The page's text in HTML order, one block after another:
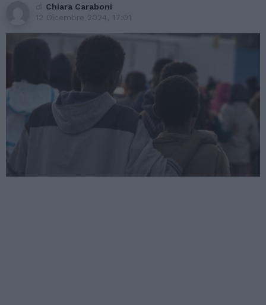
di Chiara Caraboni
12 Dicembre 2024, 17:01